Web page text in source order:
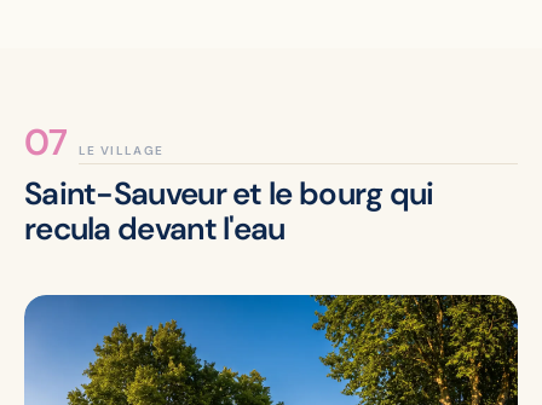
LE VILLAGE
Saint-Sauveur et le bourg qui
recula devant l'eau